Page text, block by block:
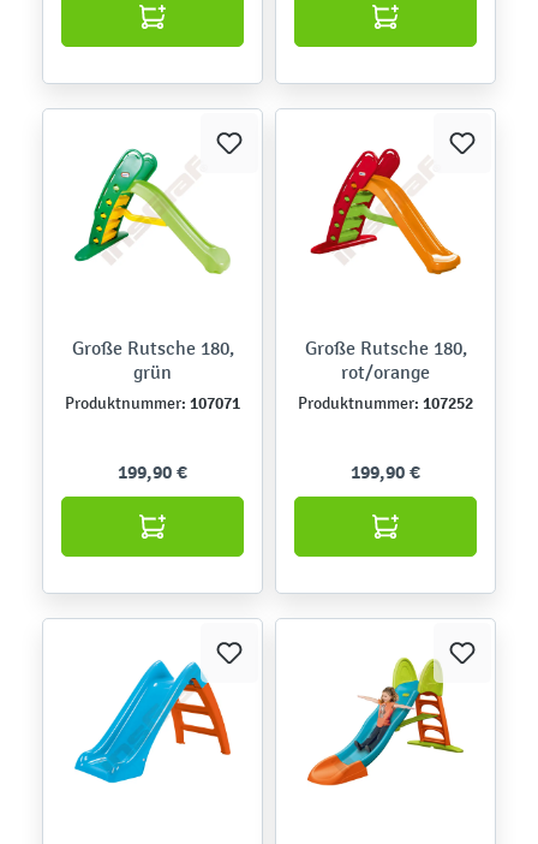
Große Rutsche 180,
grün
Produktnummer: 107071
199,90 €
Große Rutsche 180,
rot/orange
Produktnummer: 107252
199,90 €